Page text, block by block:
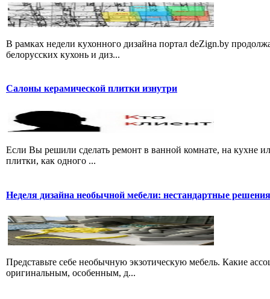
В рамках недели кухонного дизайна портал deZign.by
белорусских кухонь и диз...
Салоны керамической плитки изнутри
Если Вы решили сделать ремонт в ванной комнате, на кухне
плитки, как одного ...
Неделя дизайна необычной мебели: нестандартные
Представьте себе необычную экзотическую мебель. Какие
оригинальным, особенным, д...